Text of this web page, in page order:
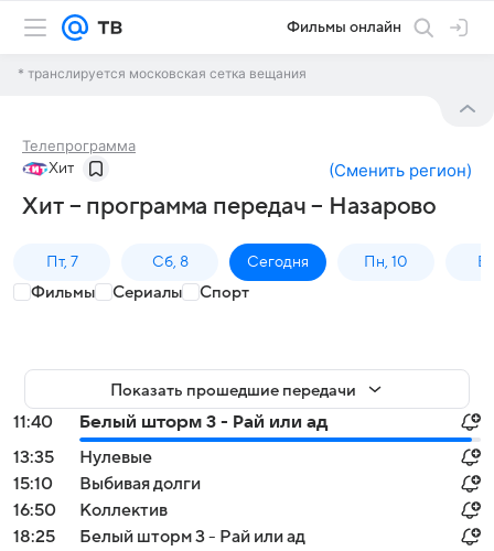
Фильмы онлайн
* транслируется московская сетка вещания
Телепрограмма
Хит (Сменить регион)
Хит – программа передач – Назарово
Пт, 7 Сб, 8 Сегодня Пн, 10
Фильмы Сериалы Спорт
Показать прошедшие передачи
11:40
Белый шторм 3 - Рай или ад
13:35
Нулевые
15:10
Выбивая долги
16:50
Коллектив
18:25
Белый шторм 3 - Рай или ад